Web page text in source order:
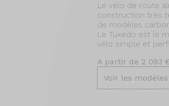
Le vélo de route
construction très
de modèles
Le Tuxedo est le
vélo simple et
A partir de 2 093
Voir les modèles